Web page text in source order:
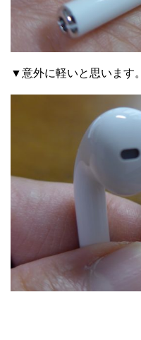
▼意外に軽いと思います。